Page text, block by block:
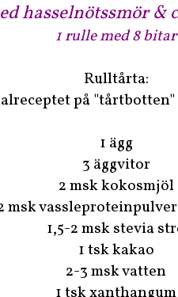
hasselnötssmör
1 rulle med 8 bitar
Rulltårta:
på
1 ägg
3 äggvitor
2 msk kokosmjöl
msk
1,5-2 msk stevia
1 tsk kakao
2-3 msk vatten